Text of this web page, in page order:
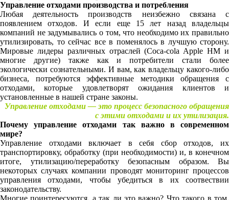
Управление отходами производства и потребления
Любая деятельность производств неизбежно связана с
появлением отходов. И если еще 15 лет назад владельцы
компаний не задумывались о том, что необходимо их правильно
утилизировать, то сейчас все в поменялось в лучшую сторону.
Мировые лидеры различных отраслей (Coca-cola Apple HM и
многие другие) также как и потребители стали более
экологически сознательными. И вам, как владельцу какого-либо
бизнеса, потребуются эффективные методики обращения с
отходами, которые удовлетворят ожидания клиентов и
установленные в нашей стране законы.
Управление отходами — это процесс безопасного обращения
с этими отходами и их утилизация.
Почему управление отходами так важно в современном
мире?
Управление отходами включает в себя сбор отходов, их
транспортировку, обработку (при необходимости) и, в конечном
итоге, утилизацию/переработку безопасным образом. Вы
некоторых случаях компании проводят мониторинг процессов
управления отходами, чтобы убедиться в их соотвествии
законодательству.
Многие поинтересуются, а так ли это важно? Что такого в том,